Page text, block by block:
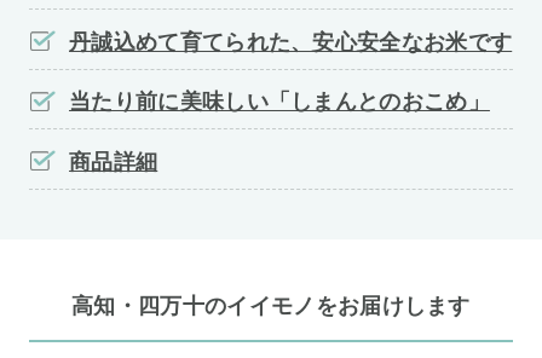
丹誠込めて育てられた、安心安全なお米です
当たり前に美味しい「しまんとのおこめ」
商品詳細
高知・四万十のイイモノをお届けします